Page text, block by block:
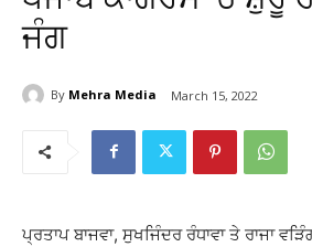
ਜੰਗ
By Mehra Media March 15, 2022
ਪ੍ਰਤਾਪ ਬਾਜਵਾ, ਸੁਖਜਿੰਦਰ ਰੰਧਾਵਾ ਤੇ ਰਾਜਾ